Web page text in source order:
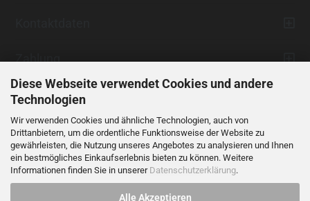
Diese Webseite verwendet Cookies und andere
Technologien
Wir verwenden Cookies und ähnliche Technologien, auch von
Drittanbietern, um die ordentliche Funktionsweise der Website zu
gewährleisten, die Nutzung unseres Angebotes zu analysieren und Ihnen
ein bestmögliches Einkaufserlebnis bieten zu können. Weitere
Informationen finden Sie in unserer Datenschutzerklärung.
Alle Akzeptieren
Zahlung
Vertrag widerrufen